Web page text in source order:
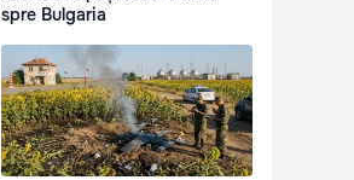
spre Bulgaria